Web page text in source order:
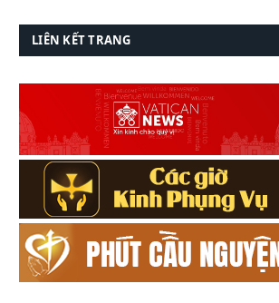
LIÊN KẾT TRANG